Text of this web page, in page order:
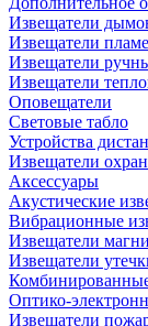
Извещатели
Извещатели
Извещатели
Извещатели
Оповещатели
Световые табло
Устройства
Извещатели
Аксессуары
Акустические
Вибрационные
Извещатели
Извещатели
Оптико-
Извещатели